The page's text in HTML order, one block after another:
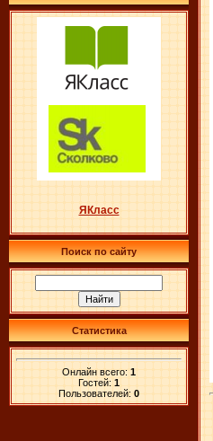
ЯКласс
Поиск по сайту
Статистика
Онлайн всего: 1
Гостей: 1
Пользователей: 0